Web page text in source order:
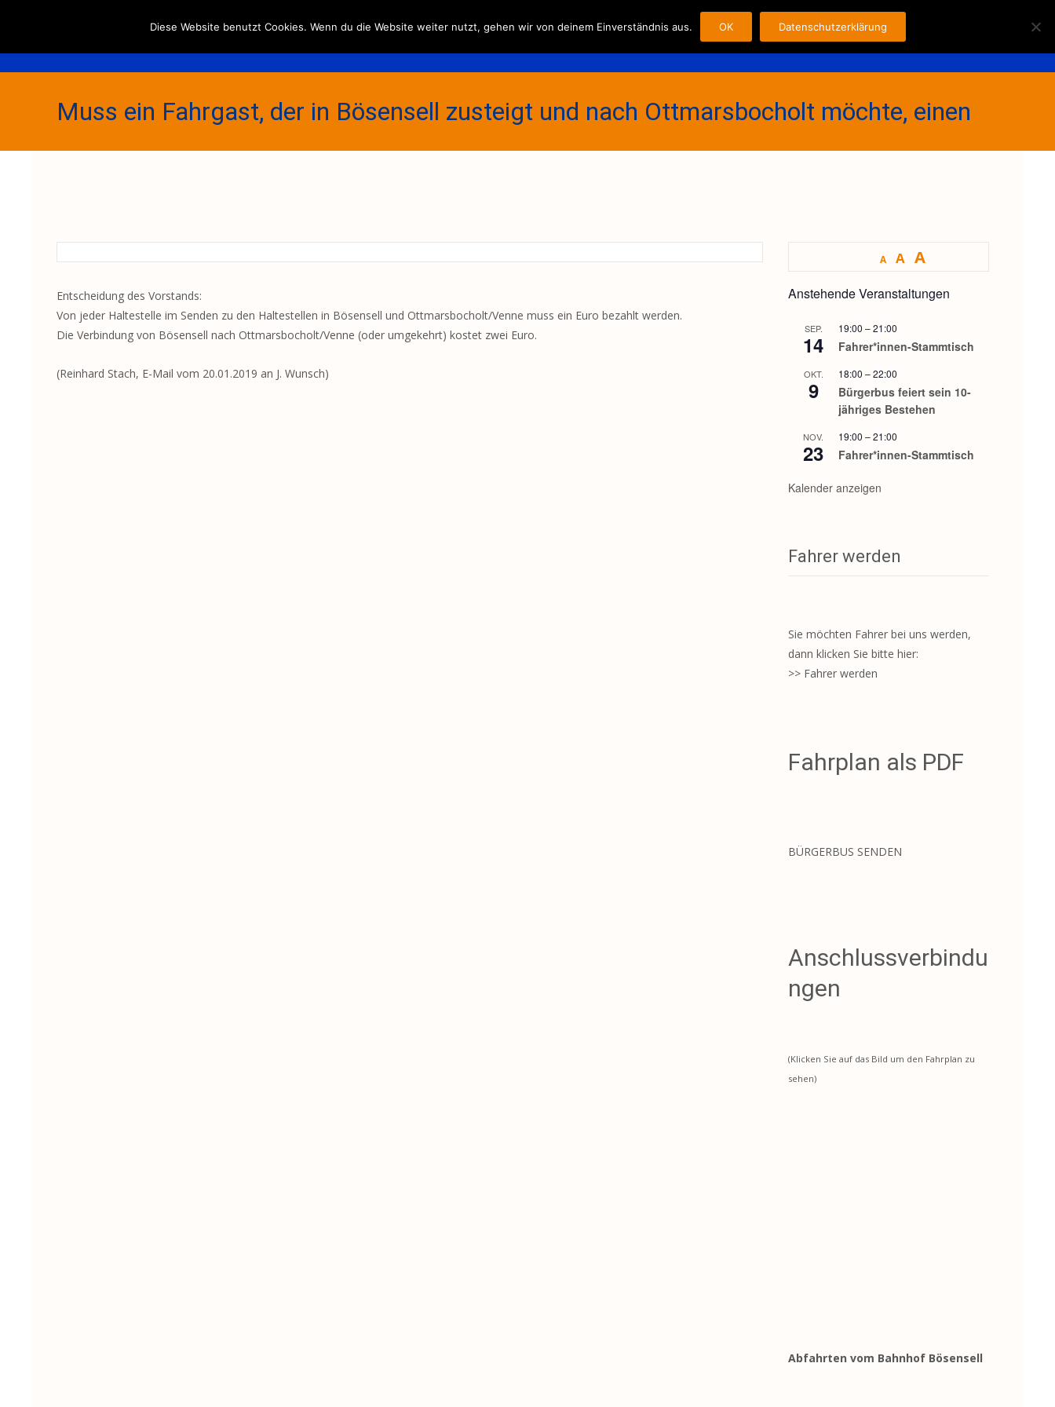
to
content
Fahrplan/-preise Der Verein Fahrer Kontakt Impressum
for:
Muss ein Fahrgast, der in Bösensell zusteigt und nach Ottmarsbocholt möchte, einen
Entscheidung des Vorstands:
Von jeder Haltestelle im Senden zu den Haltestellen in Bösensell und Ottmarsbocholt/Venne muss ein Euro bezahlt werden.
Die Verbindung von Bösensell nach Ottmarsbocholt/Venne (oder umgekehrt) kostet zwei Euro.
(Reinhard Stach, E-Mail vom 20.01.2019 an J. Wunsch)
A A A
Anstehende Veranstaltungen
SEP.
14
19:00 –21:00
Fahrer*innen-Stammtisch
OKT.
9
18:00 –22:00
Bürgerbus feiert sein 10-
jähriges Bestehen
NOV.
23
19:00 –21:00
Fahrer*innen-Stammtisch
Kalender anzeigen
Fahrer werden
Sie möchten Fahrer bei uns werden,
dann klicken Sie bitte hier:
>> Fahrer werden
Fahrplan als PDF
BÜRGERBUS SENDEN
Anschlussverbindu
ngen
(Klicken Sie auf das Bild um den Fahrplan zu
sehen)
Abfahrten vom Bahnhof Bösensell
Diese Website benutzt Cookies. Wenn du die Website weiter nutzt, gehen wir von deinem Einverständnis aus. OK Datenschutzerklärung